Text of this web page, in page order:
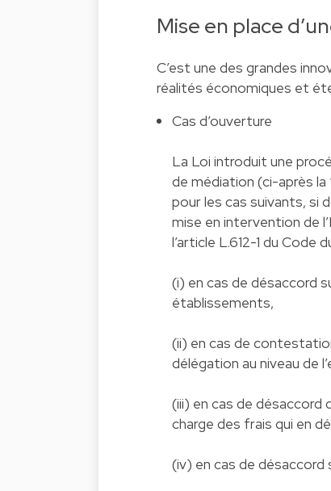
Mise en place
C’est une des grandes
réalités économiques et
Cas d’ouverture
La Loi introduit une
de médiation (ci-après la
pour les cas suivants, si
mise en intervention de
l’article L.612-1 du Code
(i) en cas de désaccord
établissements,
(ii) en cas de
délégation au niveau de
(iii) en cas de désaccord
charge des frais qui en
(iv) en cas de désaccord